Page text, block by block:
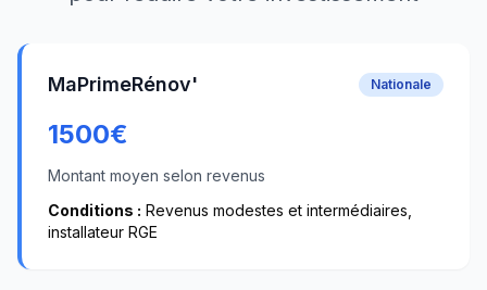
MaPrimeRénov' Nationale
1500€
Montant moyen selon revenus
Conditions : Revenus modestes et intermédiaires,
installateur RGE